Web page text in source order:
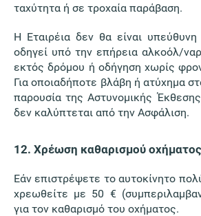
ταχύτητα ή σε τροχαία παράβαση.
Η Εταιρέια δεν θα είναι υπεύθυνη
οδηγεί υπό την επήρεια αλκοόλ/
εκτός δρόμου ή οδήγηση χωρίς
Για οποιαδήποτε βλάβη ή ατύχημα
παρουσία της Αστυνομικής
δεν καλύπτεται από την Ασφάλιση.
12. Χρέωση καθαρισμού οχήματος
Εάν επιστρέψετε το αυτοκίνητο
χρεωθείτε με 50 €
για τον καθαρισμό του οχήματος.